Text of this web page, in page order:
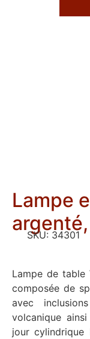
Lampe
SKU: 34301
Lampe de table
composée de
avec
volcanique
jour cylindrique